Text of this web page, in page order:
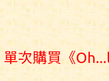
單次購買《